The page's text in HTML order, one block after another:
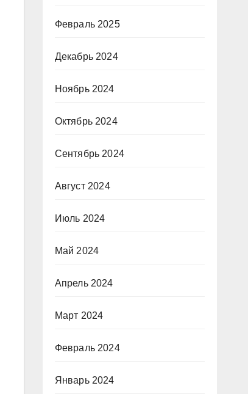
Февраль 2025
Декабрь 2024
Ноябрь 2024
Октябрь 2024
Сентябрь 2024
Август 2024
Июль 2024
Май 2024
Апрель 2024
Март 2024
Февраль 2024
Январь 2024